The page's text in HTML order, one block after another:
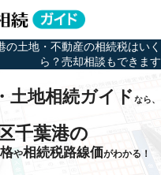
の土地・不動産の相続税はいく
ら？売却相談もできます
土地相続ガイドなら、
千葉港の
や相続税路線価がわかる！